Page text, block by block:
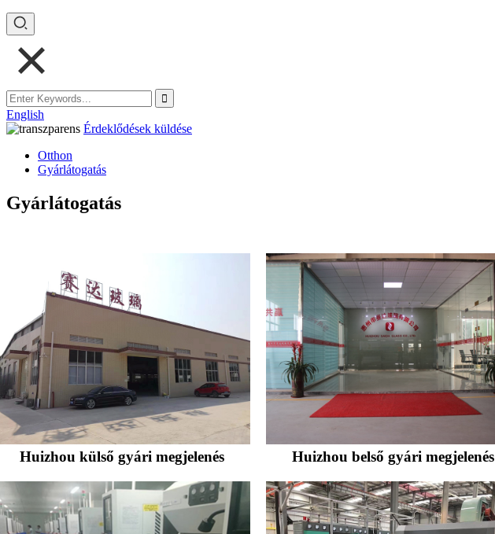
English
Érdeklődések küldése
Otthon
Gyárlátogatás
Gyárlátogatás
Huizhou külső gyári megjelenés Huizhou belső gyári megjelenés